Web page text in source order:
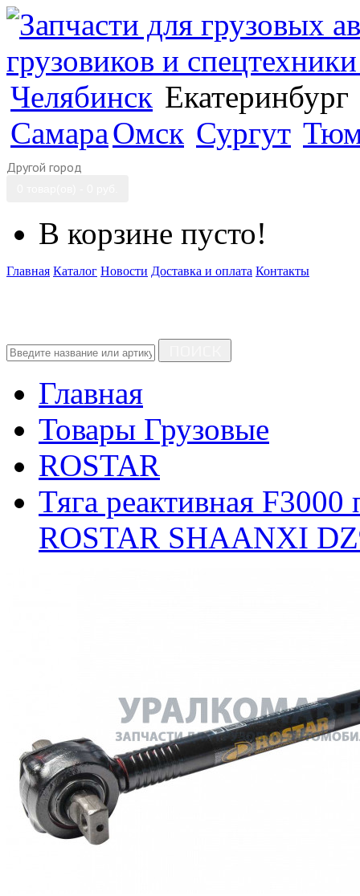
Челябинск Екатеринбург
СамараОмск Сургут
Другой город
В корзине пусто!
Главная Каталог Новости Доставка и оплата Контакты
Главная
Товары Грузовые
ROSTAR
Тяга реактивная
ROSTAR SHAANXI